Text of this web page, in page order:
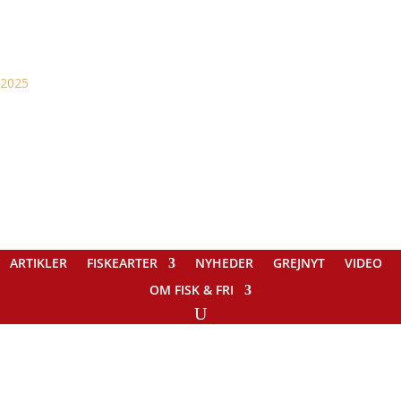
ARTIKLER FISKEARTER NYHEDER GREJNYT
VIDEO
OM FISK & FRI